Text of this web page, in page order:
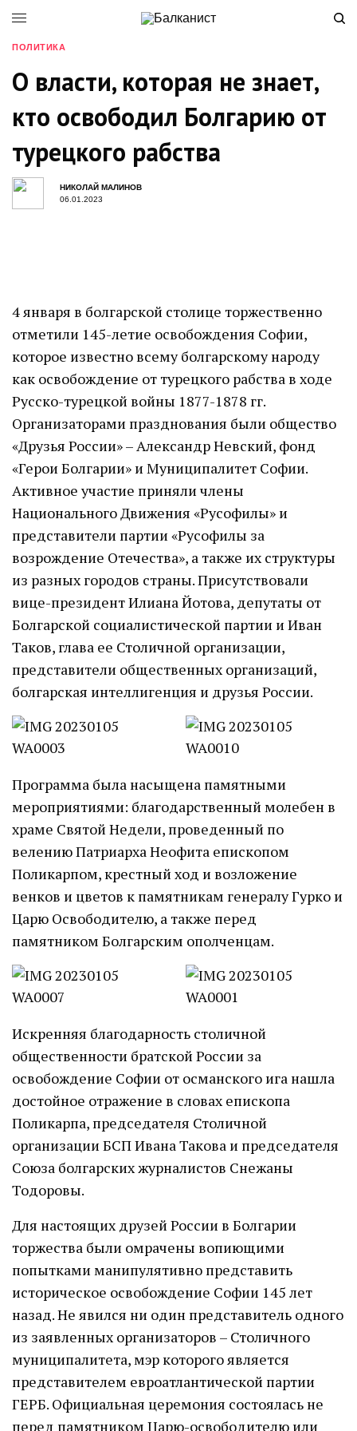
ПОЛИТИКА
О власти, которая не знает,
кто освободил Болгарию от
турецкого рабства
НИКОЛАЙ МАЛИНОВ
06.01.2023
4 января в болгарской столице торжественно
отметили 145-летие освобождения Софии,
которое известно всему болгарскому народу
как освобождение от турецкого рабства в ходе
Русско-турецкой войны 1877-1878 гг.
Организаторами празднования были общество
«Друзья России» – Александр Невский, фонд
«Герои Болгарии» и Муниципалитет Софии.
Активное участие приняли члены
Национального Движения «Русофилы» и
представители партии «Русофилы за
возрождение Отечества», а также их структуры
из разных городов страны. Присутствовали
вице-президент Илиана Йотова, депутаты от
Болгарской социалистической партии и Иван
Таков, глава ее Столичной организации,
представители общественных организаций,
болгарская интеллигенция и друзья России.
Программа была насыщена памятными
мероприятиями: благодарственный молебен в
храме Святой Недели, проведенный по
велению Патриарха Неофита епископом
Поликарпом, крестный ход и возложение
венков и цветов к памятникам генералу Гурко и
Царю Освободителю, а также перед
памятником Болгарским ополченцам.
Искренняя благодарность столичной
общественности братской России за
освобождение Софии от османского ига нашла
достойное отражение в словах епископа
Поликарпа, председателя Столичной
организации БСП Ивана Такова и председателя
Союза болгарских журналистов Снежаны
Тодоровы.
Для настоящих друзей России в Болгарии
торжества были омрачены вопиющими
попытками манипулятивно представить
историческое освобождение Софии 145 лет
назад. Не явился ни один представитель одного
из заявленных организаторов – Столичного
муниципалитета, мэр которого является
представителем евроатлантической партии
ГЕРБ. Официальная церемония состоялась не
перед памятником Царю-освободителю или